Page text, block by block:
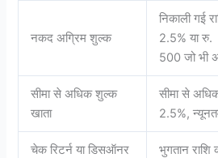
नकद अग्रिम शुल्क
निकाली गई
2.5% या रु.
500 जो भी
सीमा से अधिक शुल्क
खाता
सीमा से
2.5%,
चेक रिटर्न या डिसऑनर
भुगतान राशि